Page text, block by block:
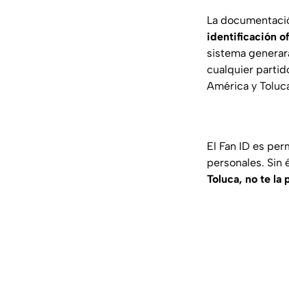
La
identificación
sistema
cualquier
América y
El Fan ID es
personales. Sin
Toluca, no te la